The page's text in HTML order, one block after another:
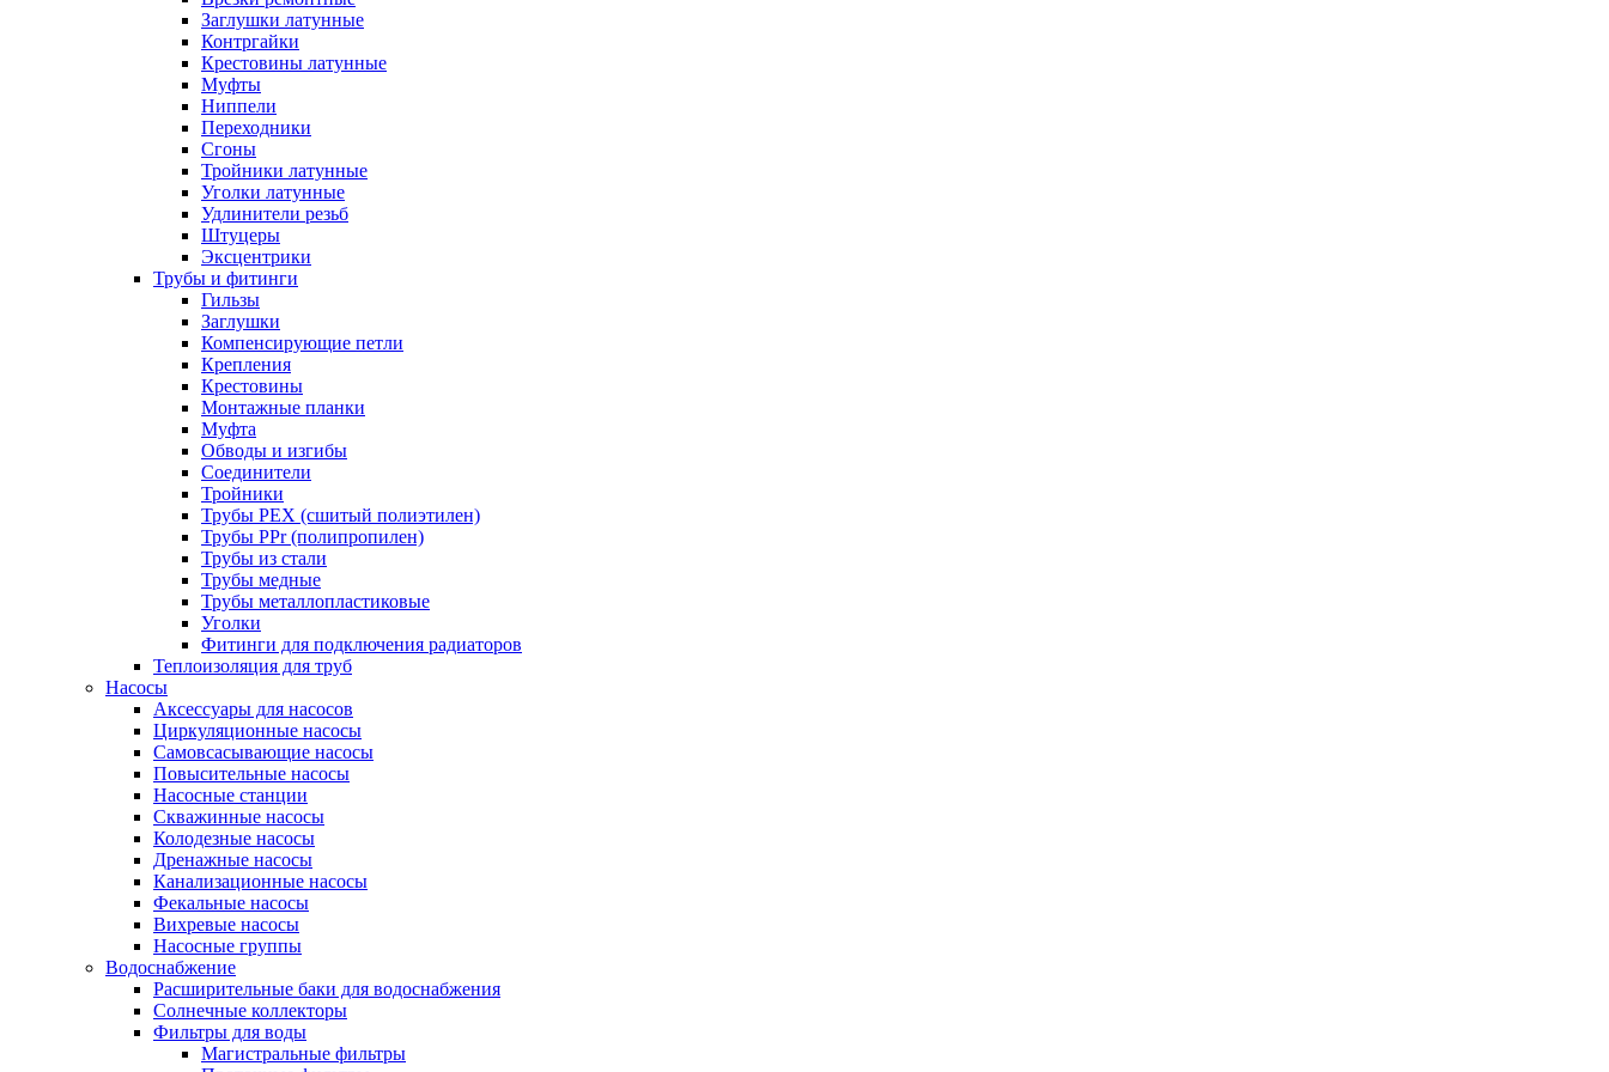
Заглушки латунные
Контргайки
Крестовины латунные
Муфты
Ниппели
Переходники
Сгоны
Тройники латунные
Уголки латунные
Удлинители резьб
Штуцеры
Эксцентрики
Трубы и фитинги
Гильзы
Заглушки
Компенсирующие петли
Крепления
Крестовины
Монтажные планки
Муфта
Обводы и изгибы
Соединители
Тройники
Трубы PEX (сшитый полиэтилен)
Трубы PPr (полипропилен)
Трубы из стали
Трубы медные
Трубы металлопластиковые
Уголки
Фитинги для подключения радиаторов
Теплоизоляция для труб
Насосы
Аксессуары для насосов
Циркуляционные насосы
Самовсасывающие насосы
Повысительные насосы
Насосные станции
Скважинные насосы
Колодезные насосы
Дренажные насосы
Канализационные насосы
Фекальные насосы
Вихревые насосы
Насосные группы
Водоснабжение
Расширительные баки для водоснабжения
Солнечные коллекторы
Фильтры для воды
Магистральные фильтры